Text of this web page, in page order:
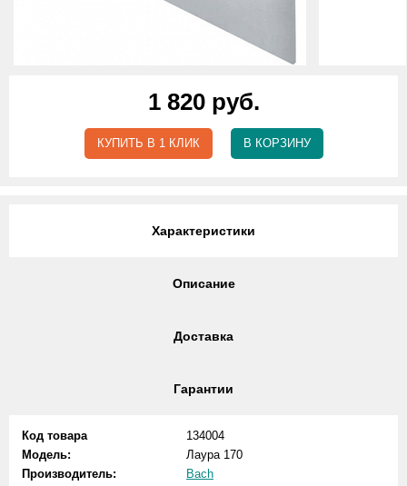
1 820 руб.
КУПИТЬ В 1 КЛИК В КОРЗИНУ
Характеристики
Описание
Доставка
Гарантии
Код товара
134004
Модель:
Лаура 170
Производитель:
Bach